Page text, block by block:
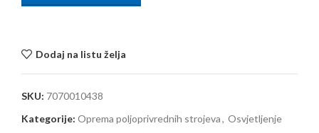
Dodaj na listu želja
SKU: 7070010438
Kategorije: Oprema poljoprivrednih strojeva, Osvjetljenje